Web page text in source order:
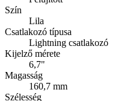
Szín
Lila
Csatlakozó típusa
Lightning csatlakozó
Kijelző mérete
6,7"
Magasság
160,7 mm
Szélesség